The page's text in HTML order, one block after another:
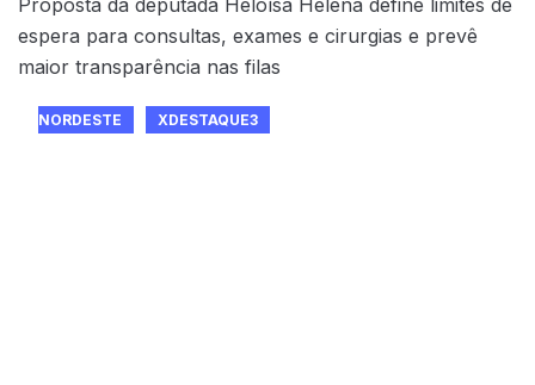
espera para consultas, exames e cirurgias e prevê
maior transparência nas filas
NORDESTE XDESTAQUE3